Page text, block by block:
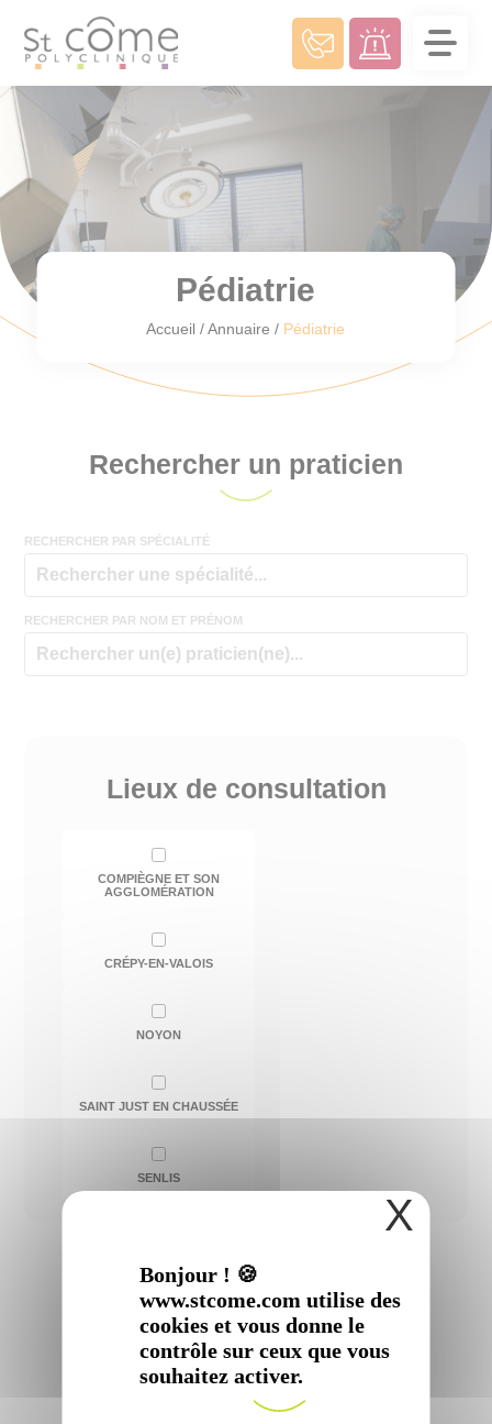
Pédiatrie
Accueil /Annuaire / Pédiatrie
Rechercher un praticien
RECHERCHER PAR SPÉCIALITÉ
RECHERCHER PAR NOM ET PRÉNOM
Lieux de consultation
COMPIÈGNE ET SON
AGGLOMÉRATION
CRÉPY-EN-VALOIS
NOYON
SAINT JUST EN CHAUSSÉE
SENLIS
Docteur
X
Bonjour ! 🍪
www.stcome.com utilise des
cookies et vous donne le
contrôle sur ceux que vous
souhaitez activer.